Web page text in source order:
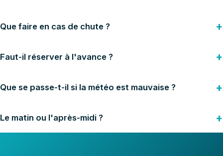
Que faire en cas de chute ?
Faut-il réserver à l'avance ?
Que se passe-t-il si la météo est mauvaise ?
Le matin ou l'après-midi ?